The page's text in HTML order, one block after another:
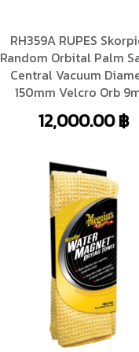
RH359A RUPES
Random Orbital Palm
Central Vacuum
150mm Velcro Orb
12,000.00฿